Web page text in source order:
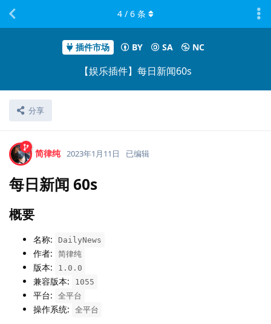
插件市场 BY SA NC
【娱乐插件】每日新闻60s
分享
4 / 6 条
简律纯 2023年1月11日 已编辑
每日新闻 60s
概要
名称: DailyNews
作者: 简律纯
版本: 1.0.0
兼容版本: 1055
平台: 全平台
操作系统: 全平台